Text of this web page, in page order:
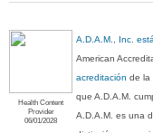
Health Content
Provider
06/01/2028
A.D.A.M., Inc.
American
acreditación de la
que A.D.A.M.
A.D.A.M. es una